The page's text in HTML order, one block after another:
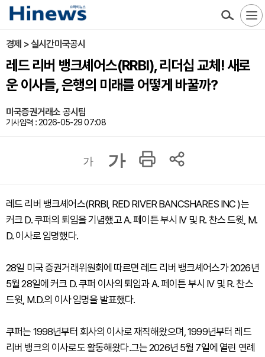
경제 > 실시간미국공시
레드 리버 뱅크셰어스(RRBI), 리더십 교체! 새로
운 이사들, 은행의 미래를 어떻게 바꿀까?
미국증권거래소 공시팀
기사입력 : 2026-05-29 07:08
가 가
레드 리버 뱅크셰어스(RRBI, RED RIVER BANCSHARES INC )는
커크 D. 쿠퍼의 퇴임을 기념했고 A. 페이튼 부시 IV 및 R. 찬스 드윗, M.
D. 이사로 임명했다.
28일 미국 증권거래위원회에 따르면 레드 리버 뱅크셰어스가 2026년
5월 28일에 커크 D. 쿠퍼 이사의 퇴임과 A. 페이튼 부시 IV 및 R. 찬스
드윗, M.D.의 이사 임명을 발표했다.
쿠퍼는 1998년부터 회사의 이사로 재직해왔으며, 1999년부터 레드
리버 뱅크의 이사로도 활동해왔다.그는 2026년 5월 7일에 열린 연례